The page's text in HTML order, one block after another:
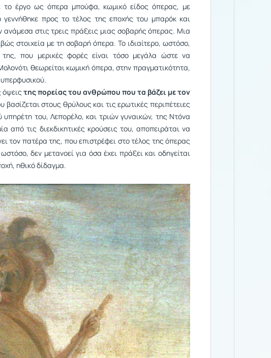
το έργο ως όπερα μπούφα, κωμικό είδος όπερας, με
γεννήθηκε προς το τέλος της εποχής του μπαρόκ και
στις τρεις πράξεις μιας σοβαρής όπερας. Μια
στοιχεία με τη σοβαρή όπερα. Το ιδιαίτερο, ωστόσο,
που μερικές φορές είναι τόσο μεγάλα ώστε να
θεωρείται κωμική όπερα, στην πραγματικότητα,
όψεις της πορείας του ανθρώπου που τα βάζει με τον
στους θρύλους και τις ερωτικές περιπέτειες
του, Λεπορέλο, και τριών γυναικών, της Ντόνα
από τις διεκδικητικές κρούσεις του, αποπειράται να
τον πατέρα της, που επιστρέφει στο τέλος της όπερας
δεν μετανοεί για όσα έχει πράξει και οδηγείται
ηθικό δίδαγμα.